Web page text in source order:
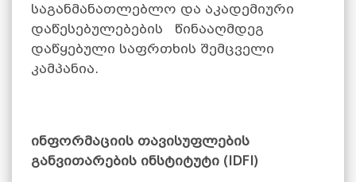
საგანმანათლებლო და აკადემიური
დაწესებულებების წინააღმდეგ
დაწყებული საფრთხის შემცველი
კამპანია.
ინფორმაციის თავისუფლების
განვითარების ინსტიტუტი (IDFI)